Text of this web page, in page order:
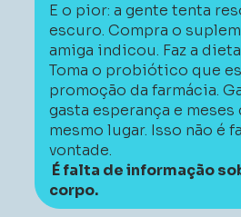
E o pior: a gente tenta
escuro. Compra o
amiga indicou. Faz a
Toma o probiótico que
promoção da farmácia.
gasta esperança e
mesmo lugar. Isso não é
vontade.
corpo.